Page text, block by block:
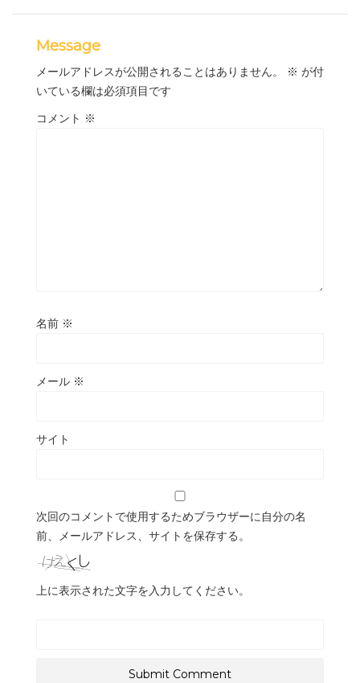
Message
メールアドレスが公開されることはありません。 ※ が付
いている欄は必須項目です
コメント ※
名前 ※
メール ※
サイト
次回のコメントで使用するためブラウザーに自分の名
前、メールアドレス、サイトを保存する。
上に表示された文字を入力してください。